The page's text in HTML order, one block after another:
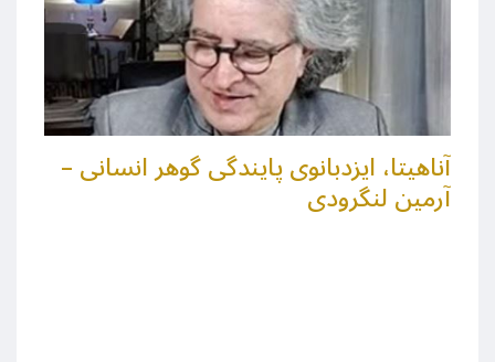
آناهیتا، ایزدبانوی پایندگی گوهر انسانی –
آرمین لنگرودی